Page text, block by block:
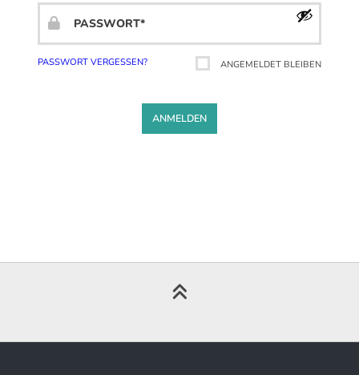
E-
Mail-
Adresse*
Passwort
Erforderlich
PASSWORT VERGESSEN? ANGEMELDET BLEIBEN
ANMELDEN